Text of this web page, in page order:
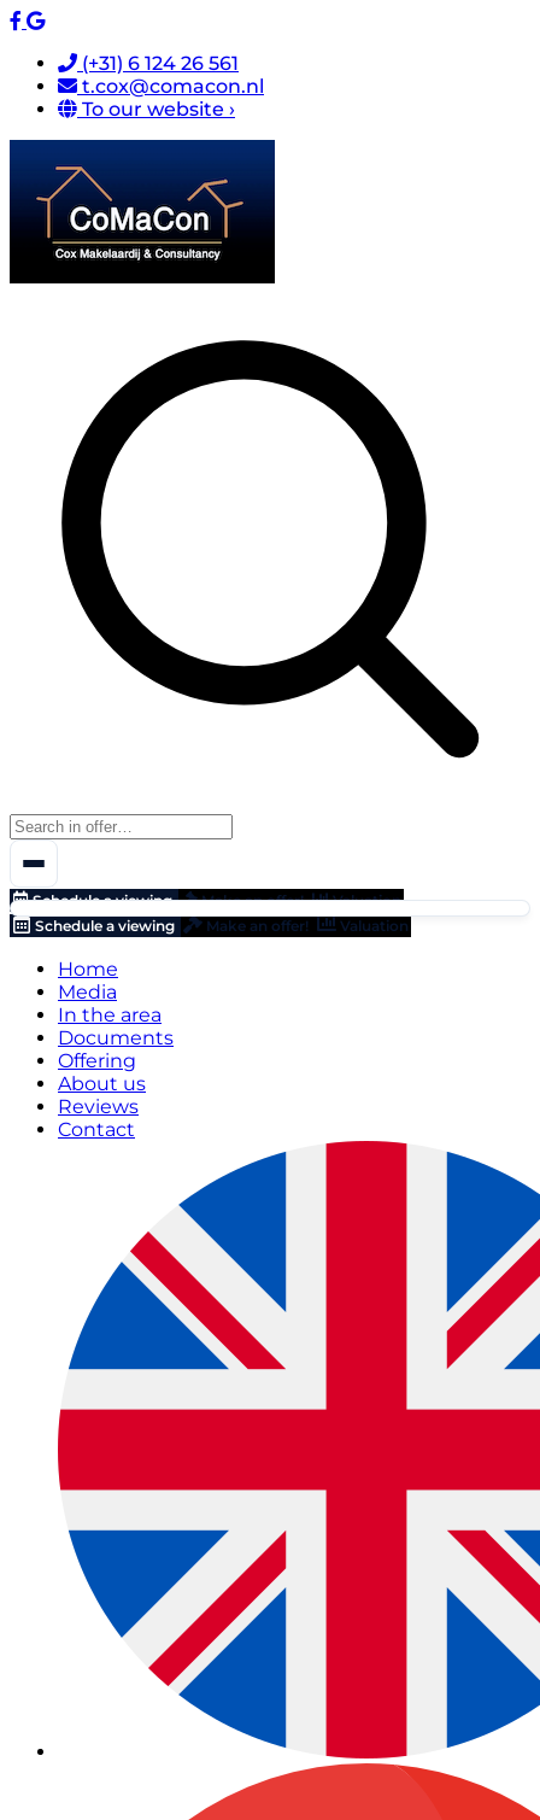
(+31) 6 124 26 561
t.cox@comacon.nl
To our website ›
Schedule a viewing Make an offer!
Valuation
Schedule a viewing
Make an offer! Valuation
Home
Media
In the area
Documents
Offering
About us
Reviews
Contact